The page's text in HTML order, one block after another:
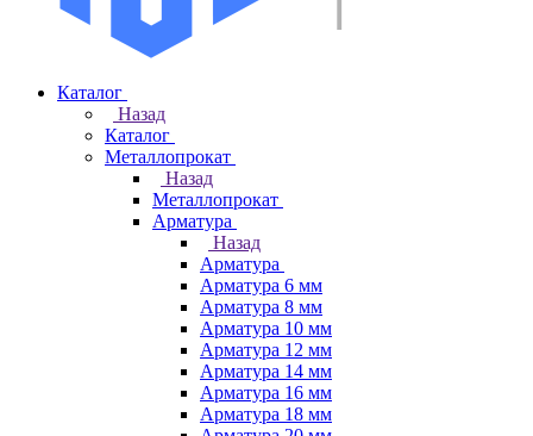
Каталог
Назад
Каталог
Металлопрокат
Назад
Металлопрокат
Арматура
Назад
Арматура
Арматура 6 мм
Арматура 8 мм
Арматура 10 мм
Арматура 12 мм
Арматура 14 мм
Арматура 16 мм
Арматура 18 мм